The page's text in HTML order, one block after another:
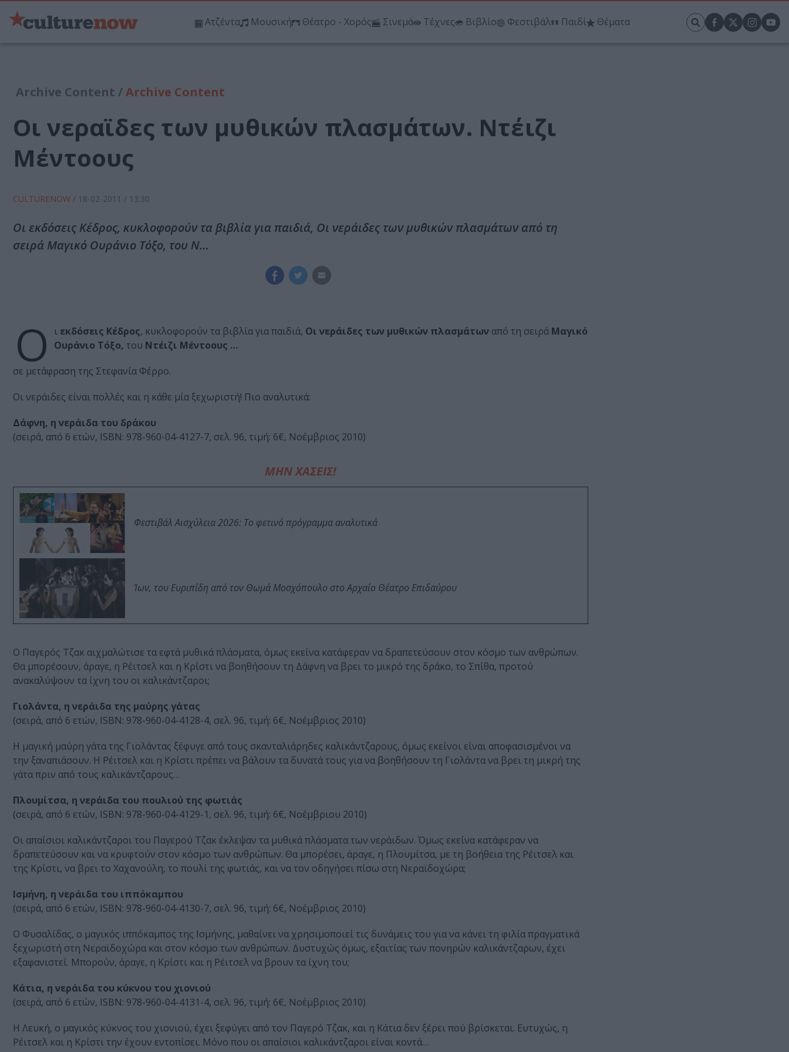
Ατζέντα Μουσική Θέατρο - Χορός Σινεμά Τέχνες Βιβλίο Φεστιβάλ Παιδί Θέματα
Archive Content /Archive Content
Οι νεραϊδες των μυθικών πλασμάτων. Ντέιζι
Μέντοους
CULTURENOW / 18-02-2011 / 13:30
Οι εκδόσεις Κέδρος, κυκλοφορούν τα βιβλία για παιδιά, Οι νεράιδες των μυθικών πλασμάτων από τη
σειρά Μαγικό Ουράνιο Τόξο, του Ν…
Ο ι εκδόσεις Κέδρος, κυκλοφορούν τα βιβλία για παιδιά, Οι νεράιδες των μυθικών πλασμάτων από τη σειρά Μαγικό
Ουράνιο Τόξο, του Ντέιζι Μέντοους …
σε μετάφραση της Στεφανία Φέρρο.
Οι νεράιδες είναι πολλές και η κάθε μία ξεχωριστή! Πιο αναλυτικά:
Δάφνη, η νεράιδα του δράκου
(σειρά, από 6 ετών, ISBN: 978-960-04-4127-7, σελ. 96, τιμή: 6€, Νοέμβριος 2010)
ΜΗΝ ΧΑΣΕΙΣ!
Φεστιβάλ Αισχύλεια 2026: Το φετινό πρόγραμμα αναλυτικά
Ίων, του Ευριπίδη από τον Θωμά Μοσχόπουλο στο Αρχαίο Θέατρο Επιδαύρου
Ο Παγερός Τζακ αιχμαλώτισε τα εφτά μυθικά πλάσματα, όμως εκείνα κατάφεραν να δραπετεύσουν στον κόσμο των ανθρώπων.
Θα μπορέσουν, άραγε, η Ρέιτσελ και η Κρίστι να βοηθήσουν τη Δάφνη να βρει το μικρό της δράκο, το Σπίθα, προτού
ανακαλύψουν τα ίχνη του οι καλικάντζαροι;
Γιολάντα, η νεράιδα της μαύρης γάτας
(σειρά, από 6 ετών, ISBN: 978-960-04-4128-4, σελ. 96, τιμή: 6€, Νοέμβριος 2010)
Η μαγική μαύρη γάτα της Γιολάντας ξέφυγε από τους σκανταλιάρηδες καλικάντζαρους, όμως εκείνοι είναι αποφασισμένοι να
την ξαναπιάσουν. Η Ρέιτσελ και η Κρίστι πρέπει να βάλουν τα δυνατά τους για να βοηθήσουν τη Γιολάντα να βρει τη μικρή της
γάτα πριν από τους καλικάντζαρους…
Πλουμίτσα, η νεράιδα του πουλιού της φωτιάς
(σειρά, από 6 ετών, ISBN: 978-960-04-4129-1, σελ. 96, τιμή: 6€, Νοέμβριου 2010)
Οι απαίσιοι καλικάντζαροι του Παγερού Τζακ έκλεψαν τα μυθικά πλάσματα των νεράιδων. Όμως εκείνα κατάφεραν να
δραπετεύσουν και να κρυφτούν στον κόσμο των ανθρώπων. Θα μπορέσει, άραγε, η Πλουμίτσα, με τη βοήθεια της Ρέιτσελ και
της Κρίστι, να βρει το Χαχανούλη, το πουλί της φωτιάς, και να τον οδηγήσει πίσω στη Νεραϊδοχώρα;
Ισμήνη, η νεράιδα του ιππόκαμπου
(σειρά, από 6 ετών, ISBN: 978-960-04-4130-7, σελ. 96, τιμή: 6€, Νοέμβριος 2010)
Ο Φυσαλίδας, ο μαγικός ιππόκαμπος της Ισμήνης, μαθαίνει να χρησιμοποιεί τις δυνάμεις του για να κάνει τη φιλία πραγματικά
ξεχωριστή στη Νεραϊδοχώρα και στον κόσμο των ανθρώπων. Δυστυχώς όμως, εξαιτίας των πονηρών καλικάντζαρων, έχει
εξαφανιστεί. Μπορούν, άραγε, η Κρίστι και η Ρέιτσελ να βρουν τα ίχνη του;
Κάτια, η νεράιδα του κύκνου του χιονιού
(σειρά, από 6 ετών, ISBN: 978-960-04-4131-4, σελ. 96, τιμή: 6€, Νοέμβριος 2010)
Η Λευκή, ο μαγικός κύκνος του χιονιού, έχει ξεφύγει από τον Παγερό Τζακ, και η Κάτια δεν ξέρει πού βρίσκεται. Ευτυχώς, η
Ρέιτσελ και η Κρίστι την έχουν εντοπίσει. Μόνο που οι απαίσιοι καλικάντζαροι είναι κοντά…